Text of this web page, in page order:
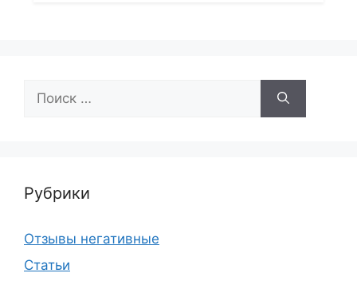
Рубрики
Отзывы негативные
Статьи